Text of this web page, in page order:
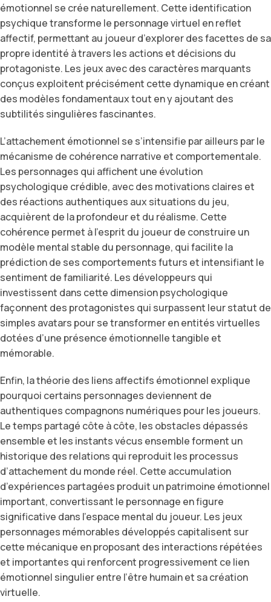
émotionnel se crée naturellement. Cette identification
psychique transforme le personnage virtuel en reflet
affectif, permettant au joueur d’explorer des facettes de sa
propre identité à travers les actions et décisions du
protagoniste. Les jeux avec des caractères marquants
conçus exploitent précisément cette dynamique en créant
des modèles fondamentaux tout en y ajoutant des
subtilités singulières fascinantes.
L’attachement émotionnel se s’intensifie par ailleurs par le
mécanisme de cohérence narrative et comportementale.
Les personnages qui affichent une évolution
psychologique crédible, avec des motivations claires et
des réactions authentiques aux situations du jeu,
acquièrent de la profondeur et du réalisme. Cette
cohérence permet à l’esprit du joueur de construire un
modèle mental stable du personnage, qui facilite la
prédiction de ses comportements futurs et intensifiant le
sentiment de familiarité. Les développeurs qui
investissent dans cette dimension psychologique
façonnent des protagonistes qui surpassent leur statut de
simples avatars pour se transformer en entités virtuelles
dotées d’une présence émotionnelle tangible et
mémorable.
Enfin, la théorie des liens affectifs émotionnel explique
pourquoi certains personnages deviennent de
authentiques compagnons numériques pour les joueurs.
Le temps partagé côte à côte, les obstacles dépassés
ensemble et les instants vécus ensemble forment un
historique des relations qui reproduit les processus
d’attachement du monde réel. Cette accumulation
d’expériences partagées produit un patrimoine émotionnel
important, convertissant le personnage en figure
significative dans l’espace mental du joueur. Les jeux
personnages mémorables développés capitalisent sur
cette mécanique en proposant des interactions répétées
et importantes qui renforcent progressivement ce lien
émotionnel singulier entre l’être humain et sa création
virtuelle.